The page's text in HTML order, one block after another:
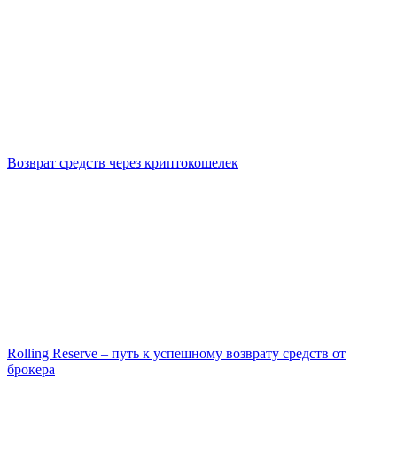
Возврат средств через криптокошелек
Rolling Reserve – путь к успешному возврату средств от
брокера